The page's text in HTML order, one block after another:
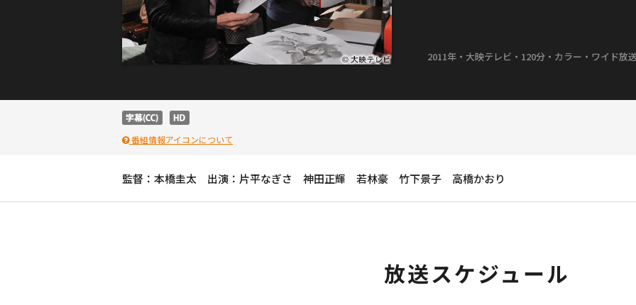
2011年・大映テレビ・120分・カラー・ワイド放
番組情報アイコンについて
監督：本橋圭太 出演：片平なぎさ 神田正輝 若林豪 竹下景子 高橋かおり
放送スケジュール